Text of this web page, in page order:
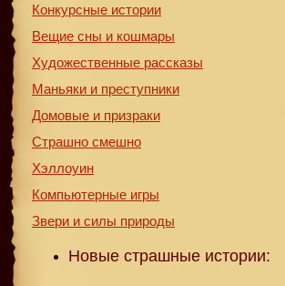
Конкурсные истории
Вещие сны и кошмары
Художественные рассказы
Маньяки и преступники
Домовые и призраки
Страшно смешно
Хэллоуин
Компьютерные игры
Звери и силы природы
Новые страшные истории: